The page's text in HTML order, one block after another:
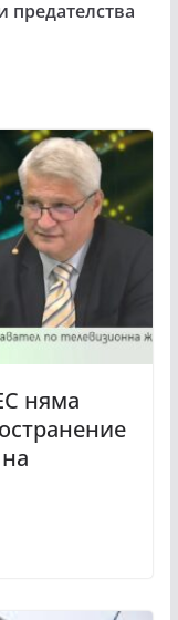
предателства
няма